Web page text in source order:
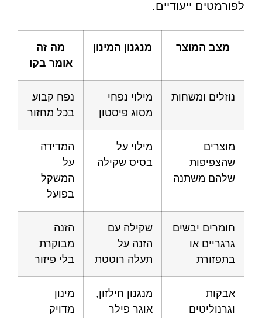
לפורמטים ייעודיים.
מצב המוצר מנגנון המינון
מה זה
אומר בקו
נוזלים ומשחות
מילוי נפחי
מסוג פיסטון
נפח קבוע
בכל מחזור
מוצרים
שהצפיפות
שלהם משתנה
מילוי על
בסיס שקילה
המדידה
על
המשקל
בפועל
חומרים יבשים
גרגריים או
בתפזורת
שקילה עם
הזנה על
תעלה רוטטת
הזנה
מבוקרת
בלי פיזור
אבקות
וגרנוליטים
מנגנון חילזון,
אוגר פילר
מינון
מדויק